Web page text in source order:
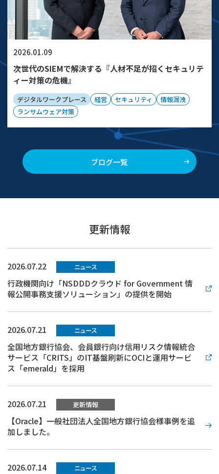
2026.01.09
次世代のSIEMで解決する『人材不足が招くセキュリテ
ィー対策の危機』
デジタルワークプレース 経営 セキュリティ
情報漏洩
ランサムウェア対策
ブログ一覧
更新情報
2026.07.22 ニュース
行政機関向け「NSDDDクラウド for Government 情
報公開事務支援ソリューション」の提供を開始
2026.07.21 ニュース
全国地方銀行協会、会員銀行向け信用リスク情報統合
サービス「CRITS」のIT基盤刷新にOCIと運用サービ
ス「emerald」を採用
2026.07.21 更新情報
【Oracle】一般社団法人全国地方銀行協会様事例を追
加しました。
2026.07.14 ニュース